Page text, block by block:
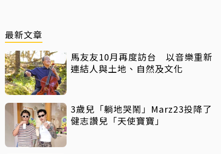
最新文章
馬友友10月再度訪台 以音樂重新
連結人與土地、自然及文化
3歲兒「躺地哭鬧」Marz23投降了
健志讚兒「天使寶寶」